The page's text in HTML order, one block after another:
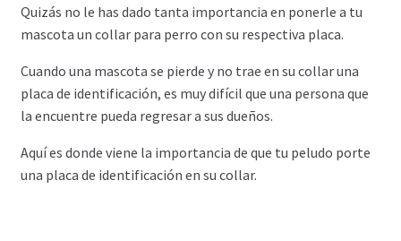
Quizás no le has dado tanta importancia en ponerle a tu
mascota un collar para perro con su respectiva placa.
Cuando una mascota se pierde y no trae en su collar una
placa de identificación, es muy difícil que una persona que
la encuentre pueda regresar a sus dueños.
Aquí es donde viene la importancia de que tu peludo porte
una placa de identificación en su collar.